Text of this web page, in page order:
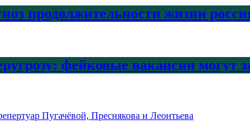
продолжительности жизни
фейковые вакансии могут